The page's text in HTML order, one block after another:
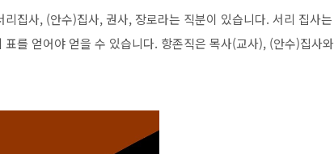
집사, (안수)집사, 권사, 장로라는 직분이 있습니다. 서리 집사는
를 얻어야 얻을 수 있습니다. 항존직은 목사(교사), (안수)집사와